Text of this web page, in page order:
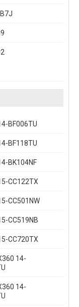
BF006TU
BF118TU
BK104NF
CC122TX
CC501NW
CC519NB
CC720TX
14-
14-